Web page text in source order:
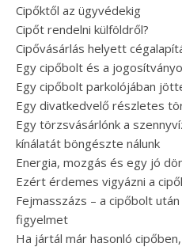
Cipőktől az ügyvédekig
Cipőt rendelni külföldről?
Cipővásárlás helyett
Egy cipőbolt és a
Egy cipőbolt parkolójában
Egy divatkedvelő részletes
Egy törzsvásárlónk a
kínálatát böngészte nálunk
Energia, mozgás és egy jó
Ezért érdemes vigyázni a
Fejmasszázs – a cipőbolt
figyelmet
Ha jártál már hasonló